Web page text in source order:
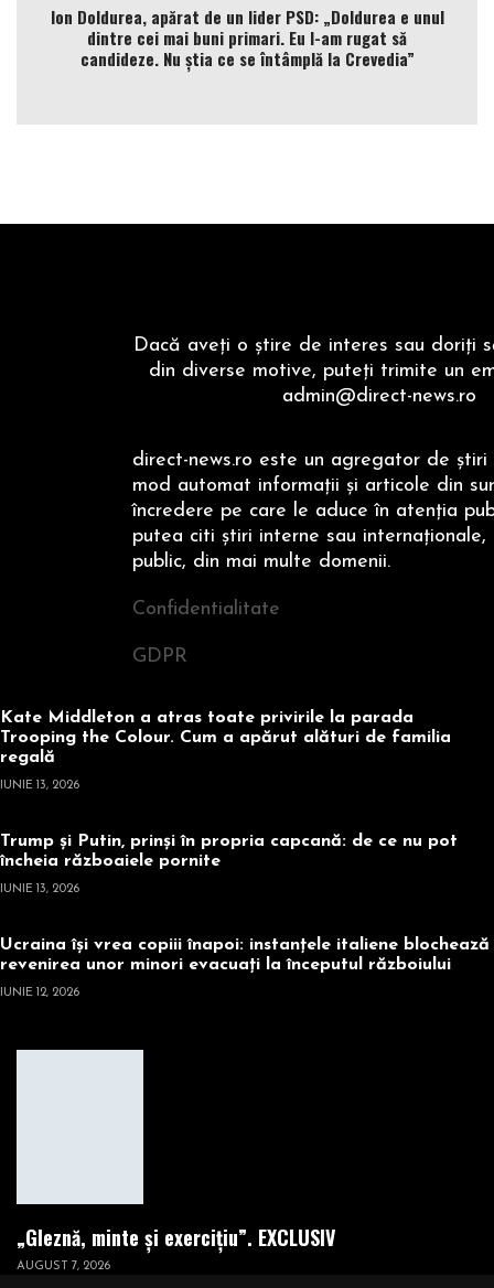
Ion Doldurea, apărat de un lider PSD: „Doldurea e unul
dintre cei mai buni primari. Eu l-am rugat să
candideze. Nu știa ce se întâmplă la Crevedia”
Dacă aveţi o ştire de interes sau doriţi
din diverse motive, puteţi trimite un
admin@direct-news.ro
direct-news.ro este un agregator de ştiri
mod automat informaţii şi articole din
încredere pe care le aduce în atenţia
putea citi ştiri interne sau internaţionale,
public, din mai multe domenii.
Confidentialitate
GDPR
Kate Middleton a atras toate privirile la parada
Trooping the Colour. Cum a apărut alături de familia
regală
IUNIE 13, 2026
Trump și Putin, prinși în propria capcană: de ce nu pot
încheia războaiele pornite
IUNIE 13, 2026
Ucraina își vrea copiii înapoi: instanțele italiene blochează
revenirea unor minori evacuați la începutul războiului
IUNIE 12, 2026
„Gleznă, minte și exercițiu”. EXCLUSIV
AUGUST 7, 2026